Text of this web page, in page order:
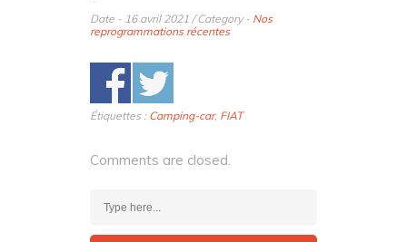
Date - 16 avril 2021 / Category - Nos
reprogrammations récentes
Étiquettes : Camping-car, FIAT
Comments are closed.